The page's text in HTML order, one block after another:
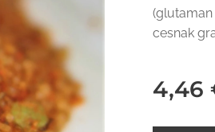
cesnak
4,46